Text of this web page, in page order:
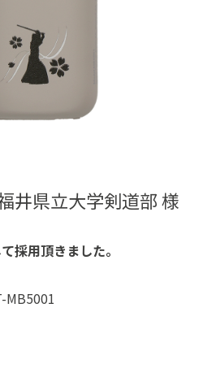
井県立大学剣道部 様
採用頂きました。
MB5001